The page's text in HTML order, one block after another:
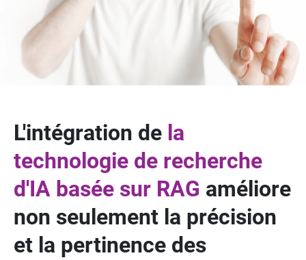
L'intégration de la
technologie de recherche
d'IA basée sur RAG améliore
non seulement la précision
et la pertinence des